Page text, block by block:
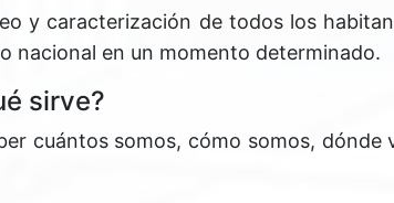
y caracterización de todos los
nacional en un momento determinado.
sirve?
cuántos somos, cómo somos, dónde